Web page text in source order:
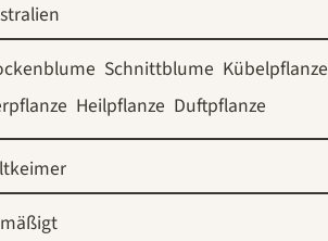
Schnittblume Kübelpflanze
Heilpflanze Duftpflanze